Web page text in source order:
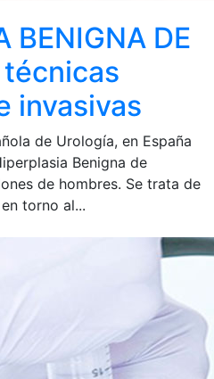
BENIGNA DE
técnicas
invasivas
de Urología, en España
Benigna de
de hombres. Se trata de
torno al...